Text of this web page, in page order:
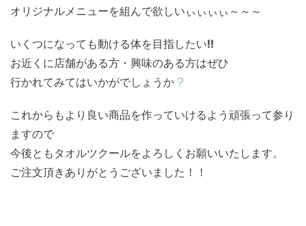
オリジナルメニューを組んで欲しいぃぃぃぃ～～～
いくつになっても動ける体を目指したい!!
お近くに店舗がある方・興味のある方はぜひ
行かれてみてはいかがでしょうか
これからもより良い商品を作っていけるよう頑張って参り
ますので
今後ともタオルツクールをよろしくお願いいたします。
ご注文頂きありがとうございました！！